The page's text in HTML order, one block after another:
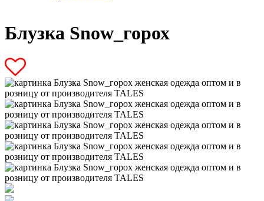
Блузка Snow_горох